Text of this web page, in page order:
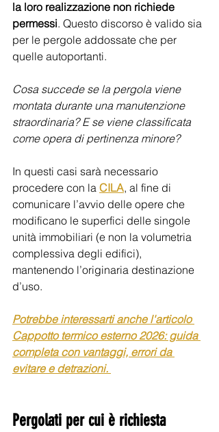
la loro realizzazione non richiede
permessi. Questo discorso è valido sia
per le pergole addossate che per
quelle autoportanti.
Cosa succede se la pergola viene
montata durante una manutenzione
straordinaria? E se viene classificata
come opera di pertinenza minore?
In questi casi sarà necessario
procedere con la CILA, al fine di
comunicare l’avvio delle opere che
modificano le superfici delle singole
unità immobiliari (e non la volumetria
complessiva degli edifici),
mantenendo l’originaria destinazione
d’uso.
Potrebbe interessarti anche l'articolo
Cappotto termico esterno 2026: guida
completa con vantaggi, errori da
evitare e detrazioni.
Pergolati per cui è richiesta